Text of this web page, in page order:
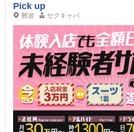
Pick up
難波 セクキャバ